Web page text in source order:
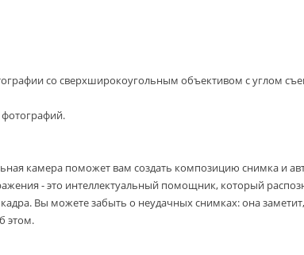
со сверхширокоугольным объективом с углом
камера поможет вам создать композицию снимка и
- это интеллектуальный помощник, который
Вы можете забыть о неудачных снимках: она
этом.